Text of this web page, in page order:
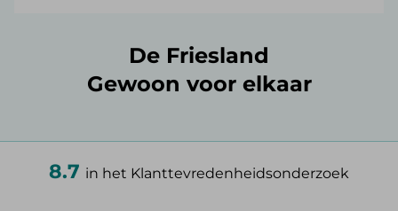
De Friesland
Gewoon voor elkaar
8.7 in het Klanttevredenheidsonderzoek